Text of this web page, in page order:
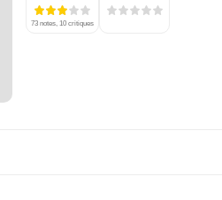
73 notes, 10 critiques